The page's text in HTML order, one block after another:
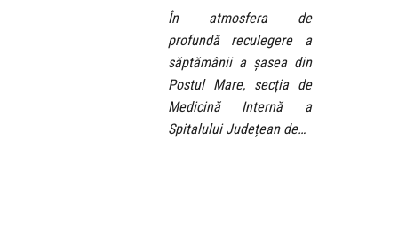
În atmosfera de
profundă reculegere a
săptămânii a șasea din
Postul Mare, secția de
Medicină Internă a
Spitalului Județean de…